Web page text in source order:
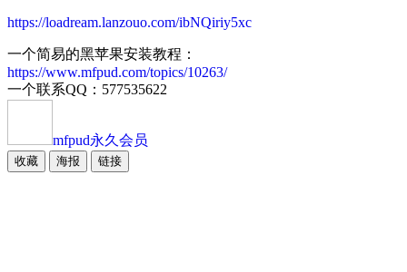
https://loadream.lanzouo.com/ibNQiriy5xc
一个简易的黑苹果安装教程：
https://www.mfpud.com/topics/10263/
一个联系QQ：577535622
mfpud永久会员
收藏 海报 链接